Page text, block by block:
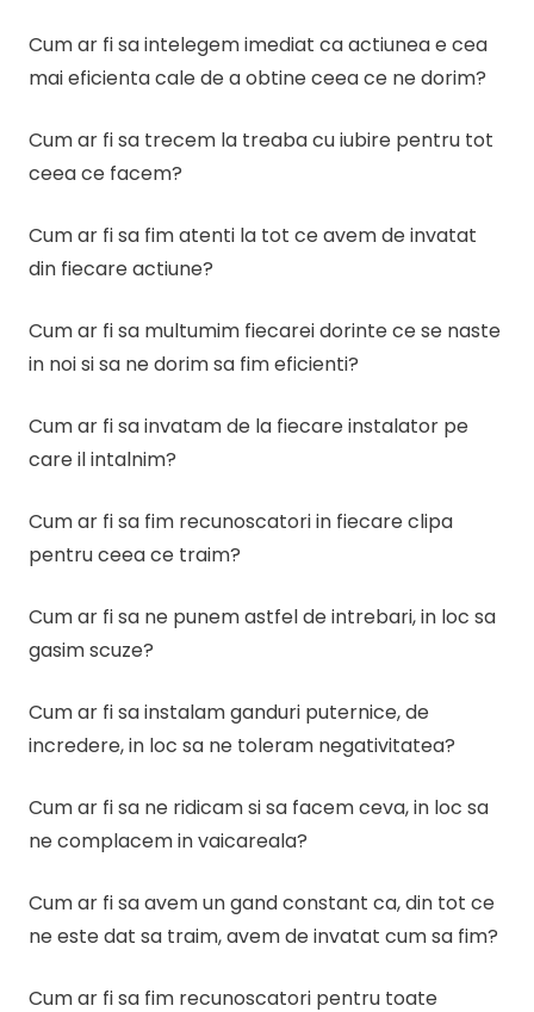
Cum ar fi sa intelegem imediat ca actiunea e cea
mai eficienta cale de a obtine ceea ce ne dorim?
Cum ar fi sa trecem la treaba cu iubire pentru tot
ceea ce facem?
Cum ar fi sa fim atenti la tot ce avem de invatat
din fiecare actiune?
Cum ar fi sa multumim fiecarei dorinte ce se naste
in noi si sa ne dorim sa fim eficienti?
Cum ar fi sa invatam de la fiecare instalator pe
care il intalnim?
Cum ar fi sa fim recunoscatori in fiecare clipa
pentru ceea ce traim?
Cum ar fi sa ne punem astfel de intrebari, in loc sa
gasim scuze?
Cum ar fi sa instalam ganduri puternice, de
incredere, in loc sa ne toleram negativitatea?
Cum ar fi sa ne ridicam si sa facem ceva, in loc sa
ne complacem in vaicareala?
Cum ar fi sa avem un gand constant ca, din tot ce
ne este dat sa traim, avem de invatat cum sa fim?
Cum ar fi sa fim recunoscatori pentru toate